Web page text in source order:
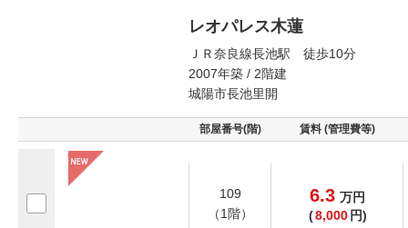
レオパレス木蓮
ＪＲ奈良線長池駅 徒歩10分
2007年築 / 2階建
城陽市長池里開
部屋番号(階) 賃料 (管理費等)
109
（1階）
6.3 万円
(8,000 円)